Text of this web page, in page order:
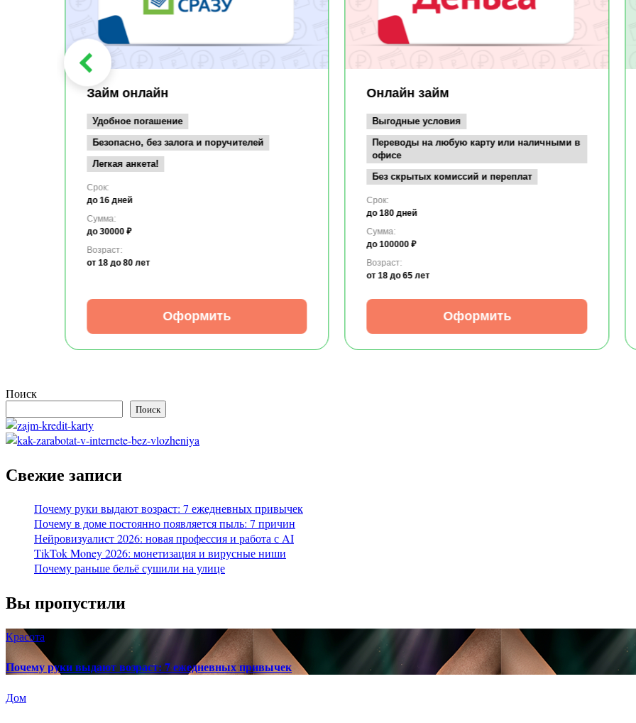
Займ онлайн
Удобное погашение
Безопасно, без залога и поручителей
Легкая анкета!
Срок:
до 16 дней
Сумма:
до 30000 ₽
Возраст:
от 18 до 80 лет
Оформить
Онлайн займ
Выгодные условия
Переводы на любую карту или наличными в
офисе
Без скрытых комиссий и переплат
Срок:
до 180 дней
Сумма:
до 100000 ₽
Возраст:
от 18 до 65 лет
Оформить
Поиск
Поиск
Свежие записи
Почему руки выдают возраст: 7 ежедневных привычек
Почему в доме постоянно появляется пыль: 7 причин
Нейровизуалист 2026: новая профессия и работа с AI
TikTok Money 2026: монетизация и вирусные ниши
Почему раньше бельё сушили на улице
Вы пропустили
Красота
Почему руки выдают возраст: 7 ежедневных привычек
Дом